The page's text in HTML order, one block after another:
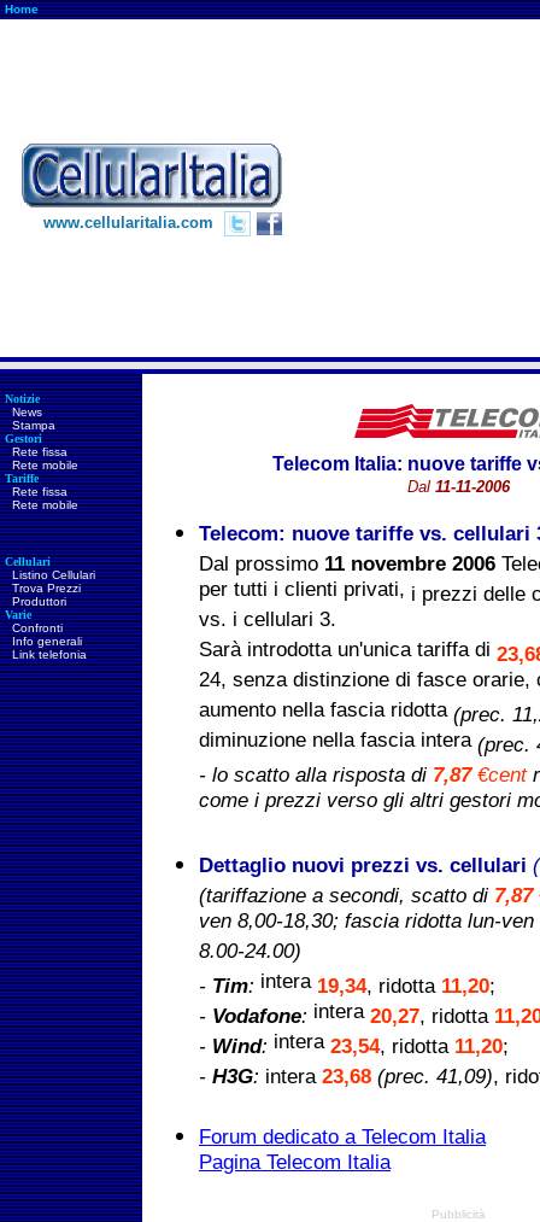
Home
www.cellularitalia.com
Notizie
News
Stampa
Gestori
Rete fissa
Rete mobile
Tariffe
Rete fissa
Rete mobile
Cellulari
Listino Cellulari
Trova Prezzi
Produttori
Varie
Confronti
Info generali
Link telefonia
Telecom Italia: nuove tariffe
Dal 11-11-2006
Telecom: nuove tariffe vs. cellulari
Dal prossimo 11 novembre 2006
per tutti i clienti privati, i prezzi delle
vs. i cellulari 3.
Sarà introdotta un'unica tariffa di
24, senza distinzione di fasce orarie,
aumento nella fascia ridotta (prec.
diminuzione nella fascia intera (prec.
- lo scatto alla risposta di 7,87 €cent
come i prezzi verso gli altri gestori
Dettaglio nuovi prezzi vs. cellulari
(tariffazione a secondi, scatto di 7,87
ven 8,00-18,30; fascia ridotta lun-
8.00-24.00)
- Tim: intera 19,34, ridotta 11,20;
- Vodafone: intera 20,27, ridotta
- Wind: intera 23,54, ridotta 11,20;
- H3G: intera 23,68 (prec. 41,09),
Forum dedicato a Telecom Italia
Pagina Telecom Italia
Pubblicità